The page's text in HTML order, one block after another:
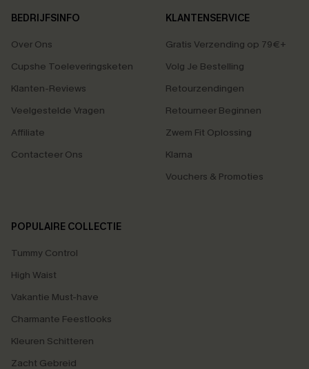
BEDRIJFSINFO
Over Ons
Cupshe Toeleveringsketen
Klanten-Reviews
Veelgestelde Vragen
Affiliate
Contacteer Ons
KLANTENSERVICE
Gratis Verzending op 79€+
Volg Je Bestelling
Retourzendingen
Retourneer Beginnen
Zwem Fit Oplossing
Klarna
Vouchers & Promoties
POPULAIRE COLLECTIE
Tummy Control
High Waist
Vakantie Must-have
Charmante Feestlooks
Kleuren Schitteren
Zacht Gebreid